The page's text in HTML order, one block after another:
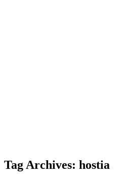
Tag Archives: hostia